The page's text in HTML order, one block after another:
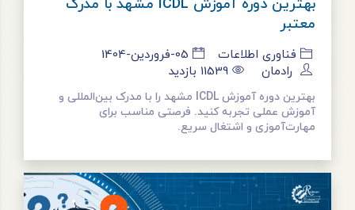
بهترین دوره آموزش ICDL مشهد با مدرک
معتبر
فناوری اطلاعات
05-فروردین-1404
رادمان
بازدید 11539
بهترین دوره آموزش ICDL مشهد را با مدرک بین‌المللی و
آموزش عملی تجربه کنید. فرصتی مناسب برای
مهارت‌آموزی و اشتغال سریع.